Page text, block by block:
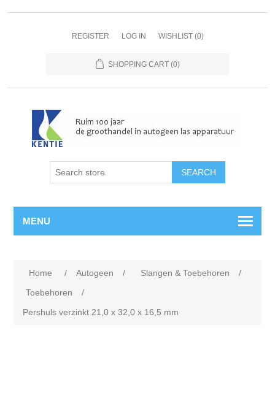
REGISTER LOG IN WISHLIST (0)
SHOPPING CART (0)
MENU
Home / Autogeen / Slangen & Toebehoren
/
Toebehoren
/
Pershuls verzinkt 21,0 x 32,0 x 16,5 mm